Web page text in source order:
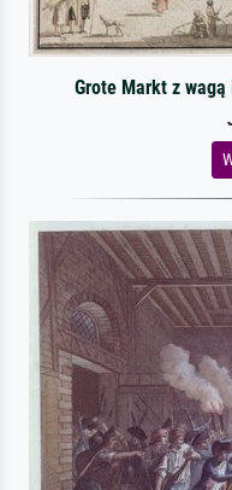
Grote Markt z